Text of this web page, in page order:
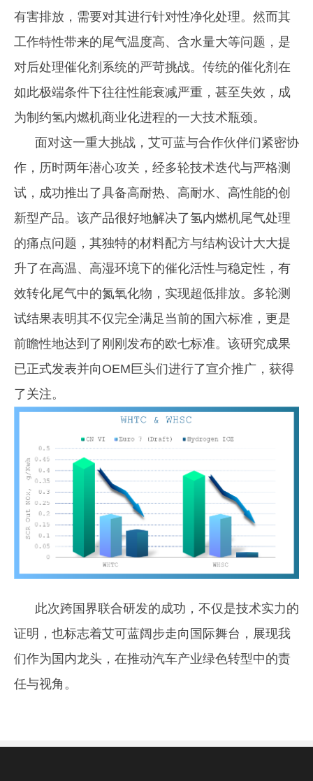
有害排放，需要对其进行针对性净化处理。然而其
工作特性带来的尾气温度高、含水量大等问题，是
对后处理催化剂系统的严苛挑战。传统的催化剂在
如此极端条件下往往性能衰减严重，甚至失效，成
为制约氢内燃机商业化进程的一大技术瓶颈。
面对这一重大挑战，艾可蓝与合作伙伴们紧密协
作，历时两年潜心攻关，经多轮技术迭代与严格测
试，成功推出了具备高耐热、高耐水、高性能的创
新型产品。该产品很好地解决了氢内燃机尾气处理
的痛点问题，其独特的材料配方与结构设计大大提
升了在高温、高湿环境下的催化活性与稳定性，有
效转化尾气中的氮氧化物，实现超低排放。多轮测
试结果表明其不仅完全满足当前的国六标准，更是
前瞻性地达到了刚刚发布的欧七标准。该研究成果
已正式发表并向OEM巨头们进行了宣介推广，获得
了关注。
此次跨国界联合研发的成功，不仅是技术实力的
证明，也标志着艾可蓝阔步走向国际舞台，展现我
们作为国内龙头，在推动汽车产业绿色转型中的责
任与视角。